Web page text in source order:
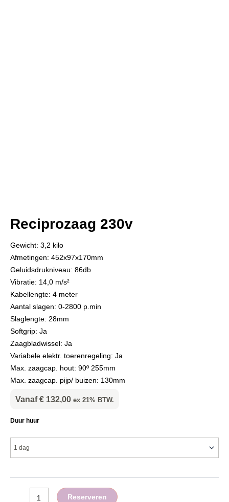
Reciprozaag 230v
Gewicht: 3,2 kilo
Afmetingen: 452x97x170mm
Geluidsdrukniveau: 86db
Vibratie: 14,0 m/s²
Kabellengte: 4 meter
Aantal slagen: 0-2800 p.min
Slaglengte: 28mm
Softgrip: Ja
Zaagbladwissel: Ja
Variabele elektr. toerenregeling: Ja
Max. zaagcap. hout: 90º 255mm
Max. zaagcap. pijp/ buizen: 130mm
Vanaf € 132,00 ex 21% BTW.
Duur huur
230v
Reserveren